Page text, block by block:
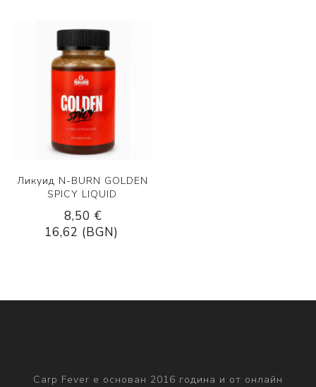
Ликуид N-BURN GOLDEN
SPICY LIQUID
8,50 €
16,62 (BGN)
Carp Fever е основан 2016 година и от онлайн